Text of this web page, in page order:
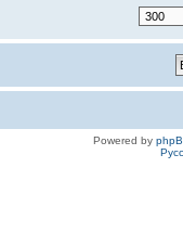
Powered by